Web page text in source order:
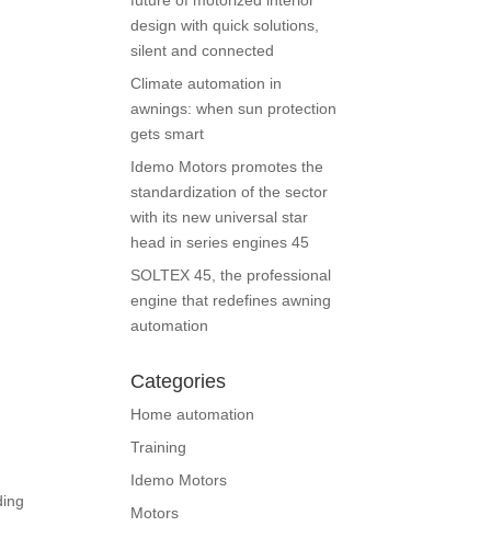
design with quick solutions,
silent and connected
Climate automation in
awnings: when sun protection
gets smart
Idemo Motors promotes the
standardization of the sector
with its new universal star
head in series engines 45
SOLTEX 45, the professional
engine that redefines awning
automation
Categories
Home automation
Training
Idemo Motors
Motors